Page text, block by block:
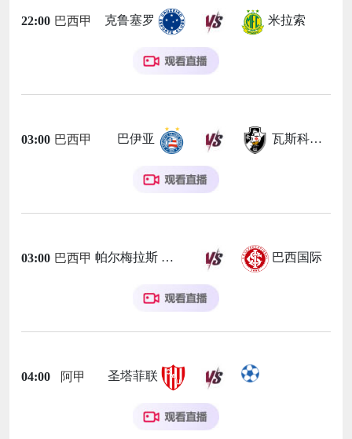
22:00 巴西甲 克鲁塞罗 米拉索
03:00 巴西甲 巴伊亚 瓦斯科达伽马
03:00 巴西甲 帕尔梅拉斯 巴西国际
04:00 阿甲 圣塔菲联